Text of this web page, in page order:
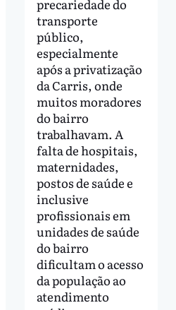
precariedade do
transporte
público,
especialmente
após a privatização
da Carris, onde
muitos moradores
do bairro
trabalhavam. A
falta de hospitais,
maternidades,
postos de saúde e
inclusive
profissionais em
unidades de saúde
do bairro
dificultam o acesso
da população ao
atendimento